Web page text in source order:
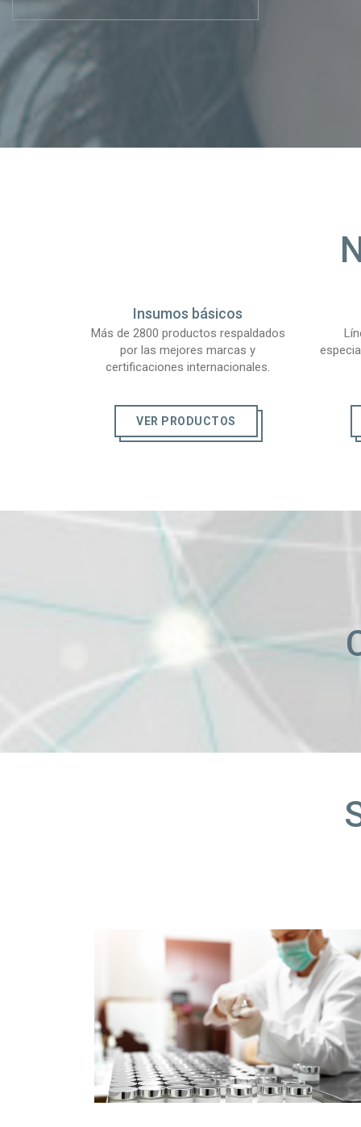
Insumos básicos
Más de 2800 productos respaldados
por las mejores marcas y
certificaciones internacionales.
VER PRODUCTOS